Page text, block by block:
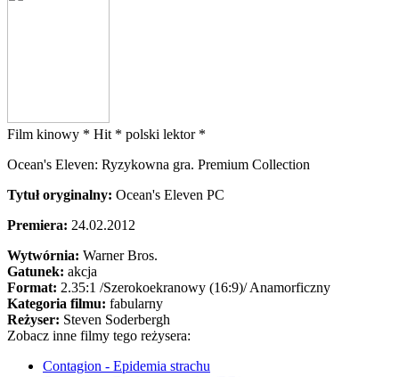
Film kinowy * Hit * polski lektor *
Ocean's Eleven: Ryzykowna gra. Premium Collection
Tytuł oryginalny: Ocean's Eleven PC
Premiera: 24.02.2012
Wytwórnia: Warner Bros.
Gatunek: akcja
Format: 2.35:1 /Szerokoekranowy (16:9)/Anamorficzny
Kategoria filmu: fabularny
Reżyser: Steven Soderbergh
Zobacz inne filmy tego reżysera:
Contagion - Epidemia strachu